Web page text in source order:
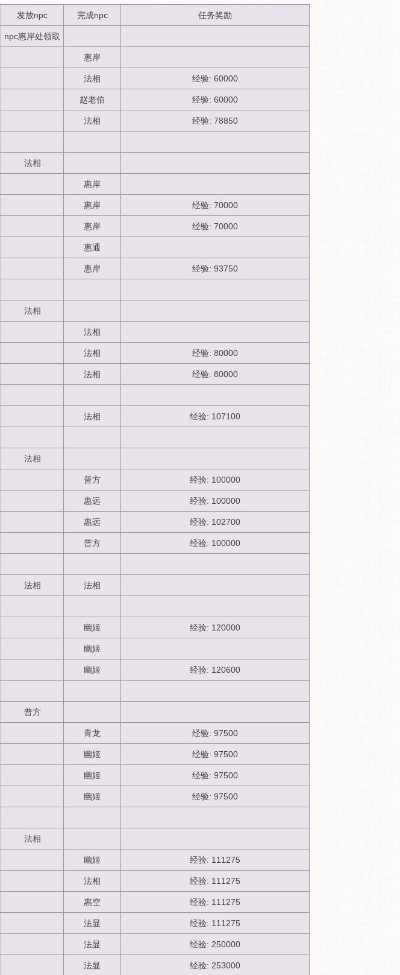
发放npc 完成npc 任务奖励
npc惠岸处领取
惠岸
法相 经验: 60000
赵老伯 经验: 60000
法相 经验: 78850
法相
惠岸
惠岸 经验: 70000
惠岸 经验: 70000
惠通
惠岸 经验: 93750
法相
法相
法相 经验: 80000
法相 经验: 80000
法相 经验: 107100
法相
普方 经验: 100000
惠远 经验: 100000
惠远 经验: 102700
普方 经验: 100000
法相 法相
幽姬 经验: 120000
幽姬
幽姬 经验: 120600
普方
青龙 经验: 97500
幽姬 经验: 97500
幽姬 经验: 97500
幽姬 经验: 97500
法相
幽姬 经验: 111275
法相 经验: 111275
惠空 经验: 111275
法显 经验: 111275
法显 经验: 250000
法显 经验: 253000